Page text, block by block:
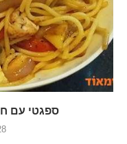
ספגטי עם
28